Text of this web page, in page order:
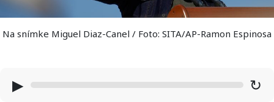
Na snímke Miguel Diaz-Canel / Foto: SITA/AP-Ramon Espinosa
▶ ↻